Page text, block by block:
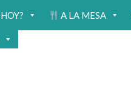
A LA MESA